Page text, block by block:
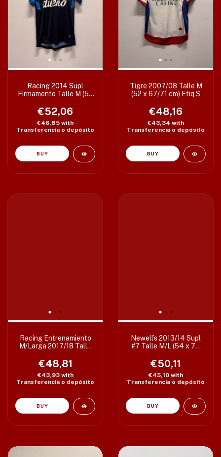
Racing 2014 Supl
Firmamento Talle M (52
€52,06
€46,85 with
Transferencia o depósito
Tigre 2007/08 Talle M
(52 x 67/71 cm) Etiq S
€48,16
€43,34 with
Transferencia o depósito
Racing Entrenamiento
M/Larga 2017/18 Talle
€48,81
€43,93 with
Transferencia o depósito
Newell’s 2013/14 Supl
#7 Talle M/L (54 x 74
€50,11
€45,10 with
Transferencia o depósito